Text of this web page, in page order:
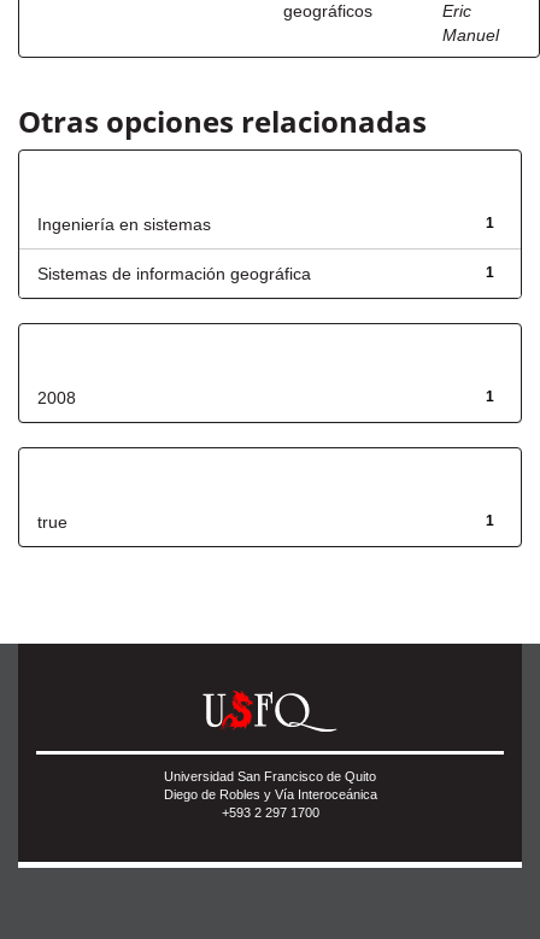
geográficos
Eric
Manuel
Otras opciones relacionadas
1
Ingeniería en sistemas
1
Sistemas de información geográfica
1
2008
1
true
Universidad San Francisco de Quito
Diego de Robles y Vía Interoceánica
+593 2 297 1700